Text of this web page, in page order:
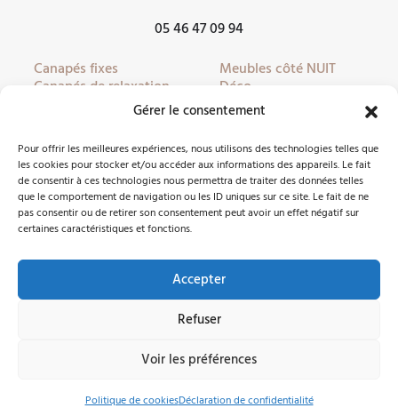
Gérer le consentement
Pour offrir les meilleures expériences, nous utilisons des technologies telles que
les cookies pour stocker et/ou accéder aux informations des appareils. Le fait
de consentir à ces technologies nous permettra de traiter des données telles
que le comportement de navigation ou les ID uniques sur ce site. Le fait de ne
pas consentir ou de retirer son consentement peut avoir un effet négatif sur
certaines caractéristiques et fonctions.
Accepter
Refuser
Voir les préférences
Politique de cookiesDéclaration de confidentialité
Pièces |
05 46 47 09 94
Canapés fixes
Canapés de relaxation
Canapés convertibles
Meubles côté JOUR
Meubles côté NUIT
Déco
Literie
Partenaires
FacebookInstagram
Nous contacter